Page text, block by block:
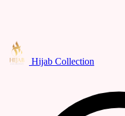
Hijab Collection